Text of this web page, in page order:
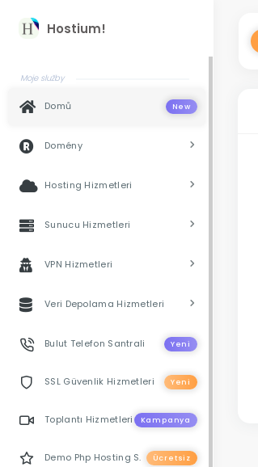
Hostium!
Moje služby
Domů New
Domény
Hosting Hizmetleri
Sunucu Hizmetleri
VPN Hizmetleri
Veri Depolama Hizmetleri
Bulut Telefon Santrali Yeni
SSL Güvenlik Hizmetleri Yeni
Toplantı Hizmetleri Kampanya
Demo Php Hosting S. Ücretsiz